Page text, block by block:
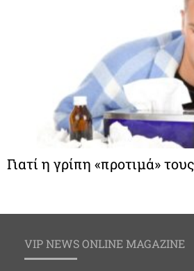
Γιατί η γρίπη «προτιμά»
VIP NEWS ONLINE MAGAZINE